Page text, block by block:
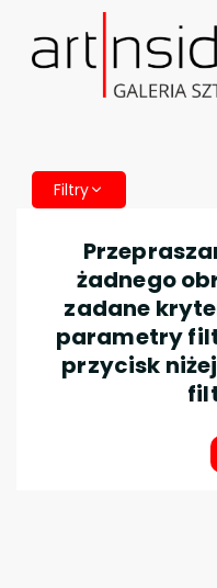
Filtry
żadnego
zadane
parametry
przycisk